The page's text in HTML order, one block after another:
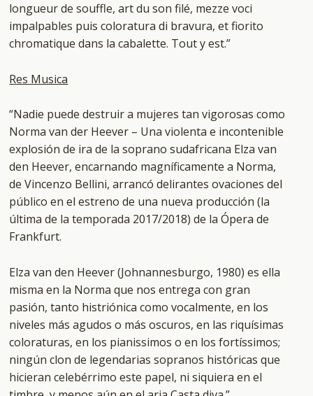
longueur de souffle, art du son filé, mezze voci
impalpables puis coloratura di bravura, et fiorito
chromatique dans la cabalette. Tout y est.”
Res Musica
“Nadie puede destruir a mujeres tan vigorosas como
Norma van der Heever – Una violenta e incontenible
explosión de ira de la soprano sudafricana Elza van
den Heever, encarnando magníficamente a Norma,
de Vincenzo Bellini, arrancó delirantes ovaciones del
público en el estreno de una nueva producción (la
última de la temporada 2017/2018) de la Ópera de
Frankfurt.
Elza van den Heever (Johnannesburgo, 1980) es ella
misma en la Norma que nos entrega con gran
pasión, tanto histriónica como vocalmente, en los
niveles más agudos o más oscuros, en las riquísimas
coloraturas, en los pianissimos o en los fortíssimos;
ningún clon de legendarias sopranos históricas que
hicieran celebérrimo este papel, ni siquiera en el